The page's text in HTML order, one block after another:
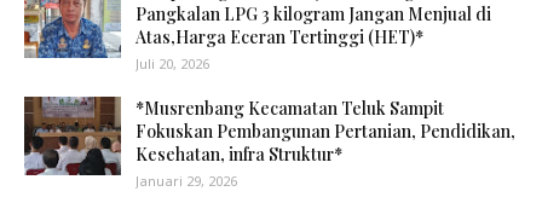
Pangkalan LPG 3 kilogram Jangan Menjual di
Atas,Harga Eceran Tertinggi (HET)*
Juli 20, 2026
*Musrenbang Kecamatan Teluk Sampit
Fokuskan Pembangunan Pertanian, Pendidikan,
Kesehatan, infra Struktur*
Januari 29, 2026